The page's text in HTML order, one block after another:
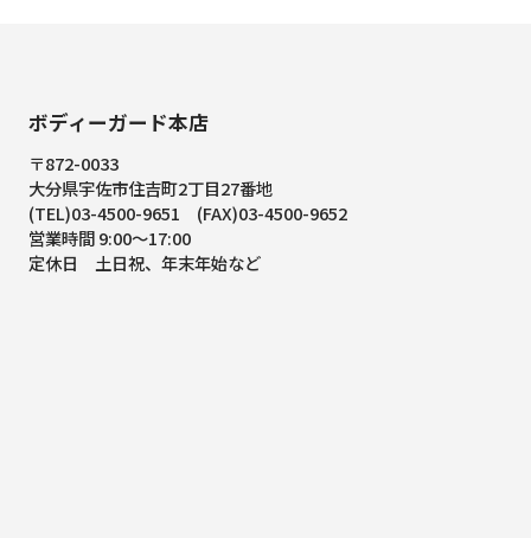
ボディーガード本店
〒872-0033
大分県宇佐市住吉町2丁目27番地
(TEL)03-4500-9651 (FAX)03-4500-9652
営業時間 9:00～17:00
定休日 土日祝、年末年始など